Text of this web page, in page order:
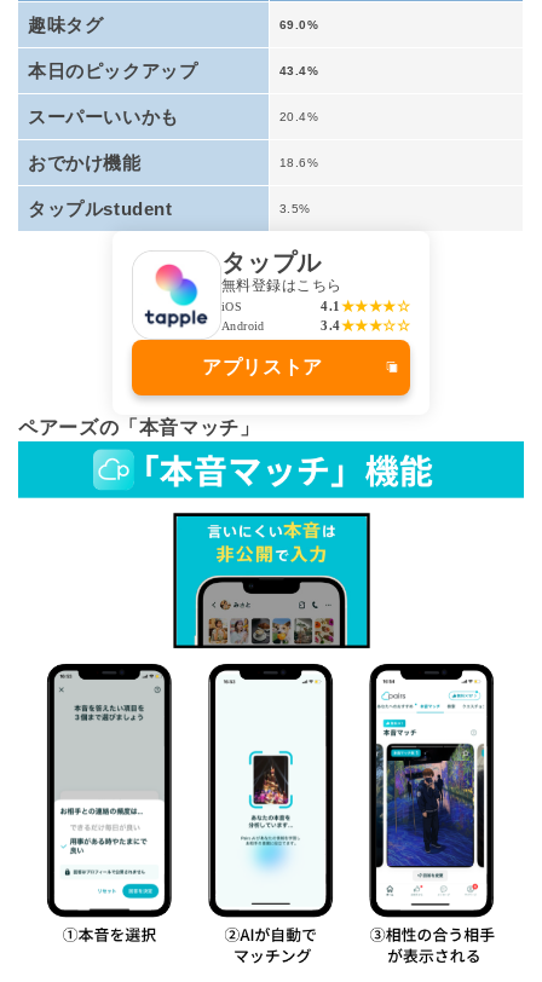
趣味タグ 69.0%
本日のピックアップ 43.4%
スーパーいいかも 20.4%
おでかけ機能 18.6%
タップルstudent 3.5%
タップル
無料登録はこちら
iOS 4.1 ★★★★☆
Android 3.4★★★☆☆
アプリストア
ペアーズの「本音マッチ」